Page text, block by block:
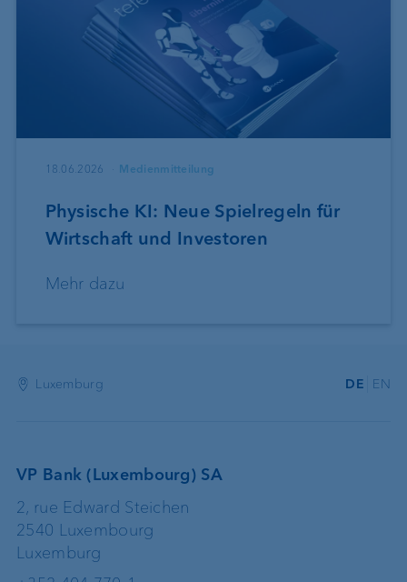
18.06.2026 Medienmitteilung
Physische KI: Neue Spielregeln für
Wirtschaft und Investoren
Mehr dazu
Luxemburg DE EN
VP Bank (Luxembourg) SA
2, rue Edward Steichen
2540 Luxembourg
Luxemburg